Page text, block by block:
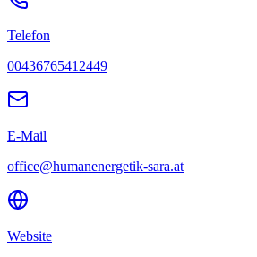
Telefon
00436765412449
E-Mail
office@humanenergetik-sara.at
Website